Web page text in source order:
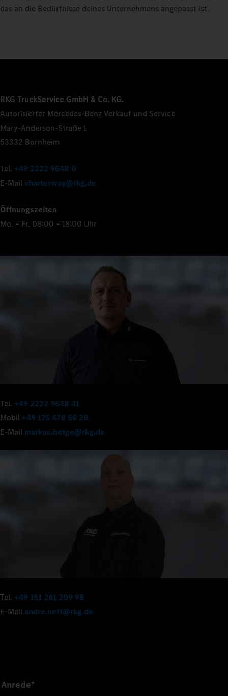
das an die Bedürfnisse deines Unternehmens angepasst ist.
RKG TruckService GmbH & Co. KG.
Autorisierter Mercedes-Benz Verkauf und Service
Mary-Anderson-Straße 1
53332 Bornheim
Tel. +49 2222 9648 0
E-Mail charterway@rkg.de
Öffnungszeiten
Mo. – Fr. 08:00 – 18:00 Uhr
Tel. +49 2222 9648 41
Mobil+49 175 478 66 28
E-Mail markus.betge@rkg.de
Tel. +49 151 261 209 98
E-Mail andre.neff@rkg.de
Anrede*